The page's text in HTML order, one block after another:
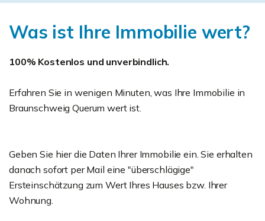
Was ist Ihre Immobilie wert?
100% Kostenlos und unverbindlich.
Erfahren Sie in wenigen Minuten, was Ihre Immobilie in
Braunschweig Querum wert ist.
Geben Sie hier die Daten Ihrer Immobilie ein. Sie erhalten
danach sofort per Mail eine "überschlägige"
Ersteinschätzung zum Wert Ihres Hauses bzw. Ihrer
Wohnung.